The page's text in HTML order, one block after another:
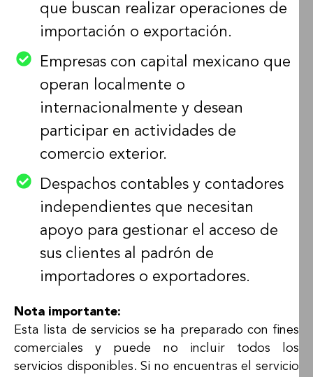
que buscan realizar operaciones de
importación o exportación.
Empresas con capital mexicano que
operan localmente o
internacionalmente y desean
participar en actividades de
comercio exterior.
Despachos contables y contadores
independientes que necesitan
apoyo para gestionar el acceso de
sus clientes al padrón de
importadores o exportadores.
Nota importante:
Esta lista de servicios se ha preparado con fines
comerciales y puede no incluir todos los
servicios disponibles. Si no encuentras el servicio